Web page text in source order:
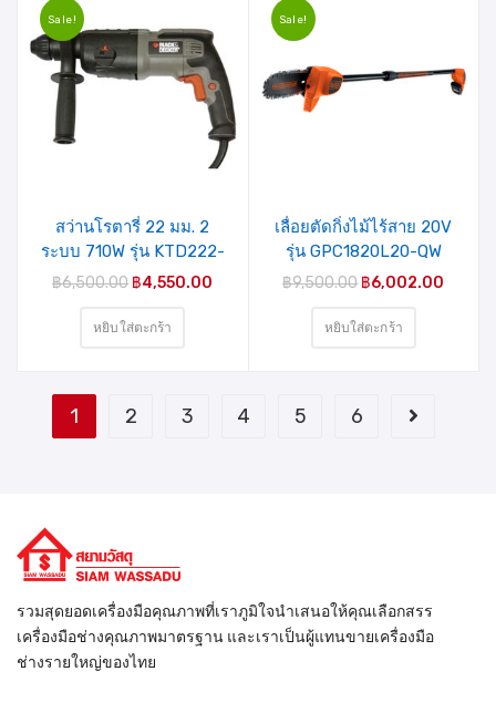
Sale!
สว่านโรตารี่ 22 มม. 2
ระบบ 710W รุ่น KTD222-
B1 BLACK&DECKER
฿6,500.00 ฿4,550.00
หยิบใส่ตะกร้า
Sale!
เลื่อยตัดกิ่งไม้ไร้สาย 20V
รุ่น GPC1820L20-QW
BLACK&DECKER
฿9,500.00 ฿6,002.00
หยิบใส่ตะกร้า
1 2 3 4 5 6
รวมสุดยอดเครื่องมือคุณภาพที่เราภูมิใจนำเสนอให้คุณเลือกสรร
เครื่องมือช่างคุณภาพมาตรฐาน และเราเป็นผู้แทนขายเครื่องมือ
ช่างรายใหญ่ของไทย